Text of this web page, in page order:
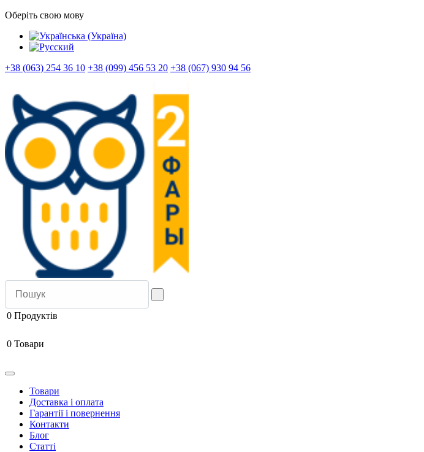
Оберіть свою мову
+38 (063) 254 36 10 +38 (099) 456 53 20 +38 (067) 930 94 56
0 Продуктів
0 Товари
Товари
Доставка і оплата
Гарантії і повернення
Контакти
Блог
Статті